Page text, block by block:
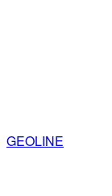
GEOLINE